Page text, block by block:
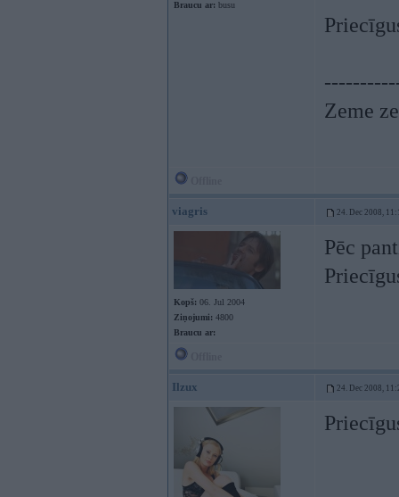
Braucu ar: busu
Zeme
viagris 24. Dec 2008,
Kopš: 06. Jul 2004
Ziņojumi: 4800
Braucu ar:
Pēc
Ilzux 24. Dec 2008,